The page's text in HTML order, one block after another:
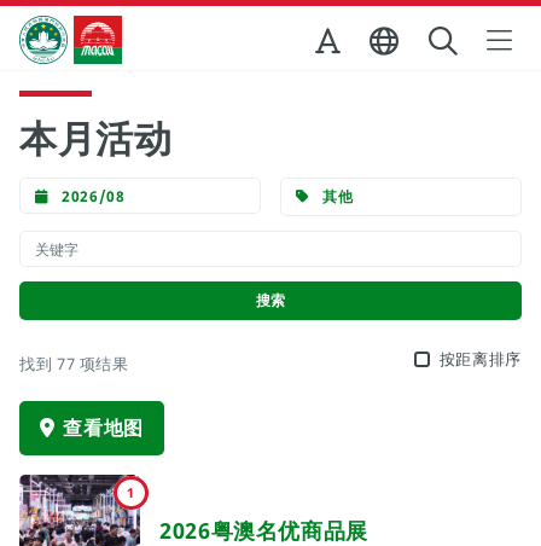
跳至主内容
澳门特别行政区政府旅游局
本月活动
2026/08 其他
找到 77 项结果 按距离排序
查看地图
1
2026粤澳名优商品展